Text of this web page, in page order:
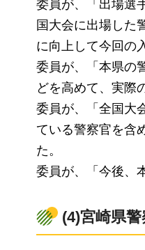
委員が、「出場選
国大会に出場した
に向上して今回の
委員が、「本県の
どを高めて、実際
委員が、「全国大
ている警察官を含
た。
委員が、「今後、
(4)宮崎県